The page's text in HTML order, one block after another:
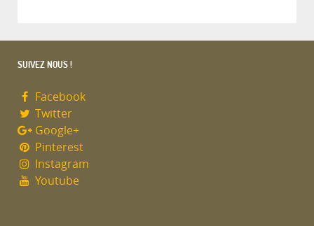
SUIVEZ NOUS !
Facebook
Twitter
Google+
Pinterest
Instagram
Youtube